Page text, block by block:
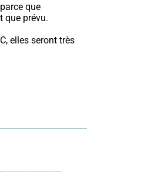
que
que prévu.
elles seront très